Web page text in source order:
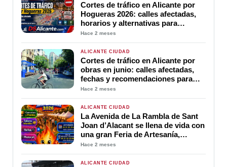
Cortes de tráfico en Alicante por
Hogueras 2026: calles afectadas,
horarios y alternativas para
moverse por el centro
Hace 2 meses
ALICANTE CIUDAD
Cortes de tráfico en Alicante por
obras en junio: calles afectadas,
fechas y recomendaciones para
conductores
Hace 2 meses
ALICANTE CIUDAD
La Avenida de La Rambla de Sant
Joan d’Alacant se llena de vida con
una gran Feria de Artesanía,
Gastronomía y Actividades para
toda la familia durante las
Hogueras 2026
Hace 2 meses
ALICANTE CIUDAD